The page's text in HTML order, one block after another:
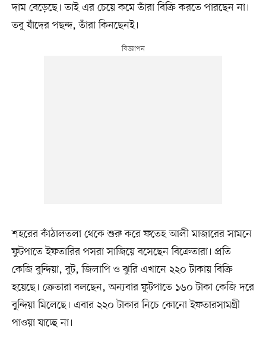
দাম বেড়েছে। তাই এর চেয়ে কমে তাঁরা বিক্রি করতে পারছেন না।
তবু যাঁদের পছন্দ, তাঁরা কিনছেনই।
শহরের কাঁঠালতলা থেকে শুরু করে ফতেহ আলী মাজারের সামনে
ফুটপাতে ইফতারির পসরা সাজিয়ে বসেছেন বিক্রেতারা। প্রতি
কেজি বুন্দিয়া, বুট, জিলাপি ও ঝুরি এখানে ২২০ টাকায় বিক্রি
হয়েছে। ক্রেতারা বলছেন, অন্যবার ফুটপাতে ১৬০ টাকা কেজি দরে
বুন্দিয়া মিলেছে। এবার ২২০ টাকার নিচে কোনো ইফতারসামগ্রী
পাওয়া যাচ্ছে না।